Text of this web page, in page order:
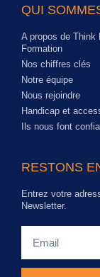
QUI
A propos de Think
Formation
Nos chiffres clés
Notre équipe
Nous rejoindre
Handicap et
Ils nous font
RESTONS
Entrez votre
Newsletter.